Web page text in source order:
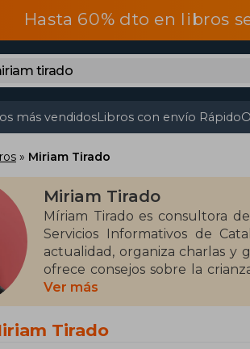
Hasta 60% dto en libros
más vendidosLibros con envío Rápido
Miriam Tirado
Miriam Tirado
Míriam Tirado es consultora
Servicios Informativos de
actualidad, organiza charlas y
ofrece consejos sobre la
través de su canal de YouTube.
crianza de sus hijos.
Ver más
Tirado